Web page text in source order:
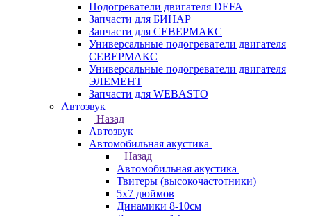
Подогреватели двигателя DEFA
Запчасти для БИНАР
Запчасти для СЕВЕРМАКС
Универсальные подогреватели двигателя
СЕВЕРМАКС
Универсальные подогреватели двигателя
ЭЛЕМЕНТ
Запчасти для WEBASTO
Автозвук
Назад
Автозвук
Автомобильная акустика
Назад
Автомобильная акустика
Твитеры (высокочастотники)
5x7 дюймов
Динамики 8-10см